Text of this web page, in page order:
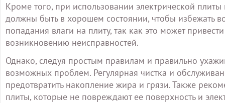
Кроме того, при использовании электрической
должны быть в хорошем состоянии, чтобы избежать
попадания влаги на плиту, так как это может
возникновению неисправностей.
Однако, следуя простым правилам и правильно
возможных проблем. Регулярная чистка и
предотвратить накопление жира и грязи. Также
плиты, которые не повреждают ее поверхность и